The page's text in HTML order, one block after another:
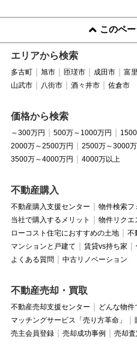
このペ
エリアから検索
多古町 旭市 匝瑳市 成田市 富
山武市
八街市 酒々井市 佐倉市
価格から検索
～300万円 500万～1000万円
2000万～2500万円
2500万～3000
3500万～4000万円
4000万以上
不動産購入
不動産購入支援センター 物件検索フ
当社で購入するメリット
物件リクエ
ローコスト住宅におすすめの土地
不
マンションと戸建て
賃貸vs持ち家
よくある質問
中古リノベーション
不動産売却・買取
不動産売却支援センター
どんな物
マッチングサービス「売り方革命」
売主会員登録
売却成功事例 売却